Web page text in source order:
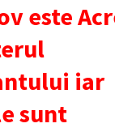
este
iar
sunt